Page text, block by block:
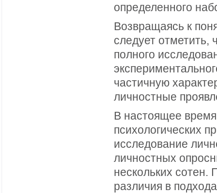
определенного
Возвращаясь к
следует отметить,
полного
частичную
личностные
В настоящее
психологических
исследование
личностных
нескольких сотен.
различия в